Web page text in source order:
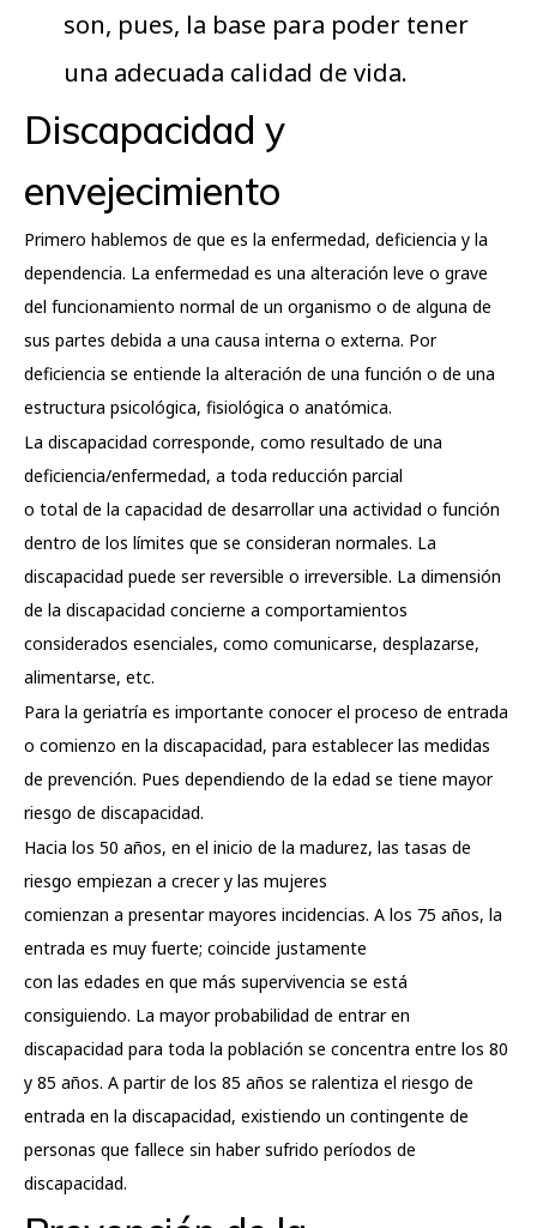
son, pues, la base para poder tener
una adecuada calidad de vida.
Discapacidad y
envejecimiento
Primero hablemos de que es la enfermedad, deficiencia y la
dependencia. La enfermedad es una alteración leve o grave
del funcionamiento normal de un organismo o de alguna de
sus partes debida a una causa interna o externa. Por
deficiencia se entiende la alteración de una función o de una
estructura psicológica, fisiológica o anatómica.
La discapacidad corresponde, como resultado de una
deficiencia/enfermedad, a toda reducción parcial
o total de la capacidad de desarrollar una actividad o función
dentro de los límites que se consideran normales. La
discapacidad puede ser reversible o irreversible. La dimensión
de la discapacidad concierne a comportamientos
considerados esenciales, como comunicarse, desplazarse,
alimentarse, etc.
Para la geriatría es importante conocer el proceso de entrada
o comienzo en la discapacidad, para establecer las medidas
de prevención. Pues dependiendo de la edad se tiene mayor
riesgo de discapacidad.
Hacia los 50 años, en el inicio de la madurez, las tasas de
riesgo empiezan a crecer y las mujeres
comienzan a presentar mayores incidencias. A los 75 años, la
entrada es muy fuerte; coincide justamente
con las edades en que más supervivencia se está
consiguiendo. La mayor probabilidad de entrar en
discapacidad para toda la población se concentra entre los 80
y 85 años. A partir de los 85 años se ralentiza el riesgo de
entrada en la discapacidad, existiendo un contingente de
personas que fallece sin haber sufrido períodos de
discapacidad.